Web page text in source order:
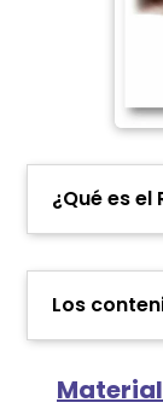
¿Qué es el
Los